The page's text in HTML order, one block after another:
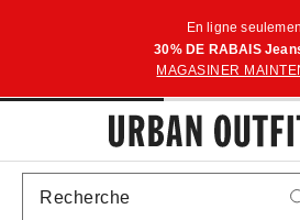
En ligne
30% DE RABAIS
MAGASINER